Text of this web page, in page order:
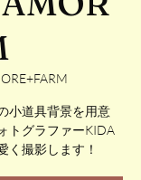
小道具背景を用意
トグラファーKIDA